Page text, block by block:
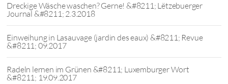
Dreckige Wäsche waschen? Gerne! &#8211; Lëtzebuerger
Journal &#8211; 2.3.2018
Einweihung in Lasauvage (jardin des eaux) &#8211; Revue
&#8211; 09.2017
Radeln lernen im Grünen &#8211; Luxemburger Wort
&#8211; 19.09.2017